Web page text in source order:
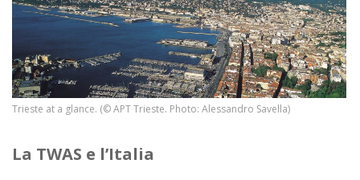
Trieste at a glance. (© APT Trieste. Photo: Alessandro Savella)
La TWAS e l’Italia